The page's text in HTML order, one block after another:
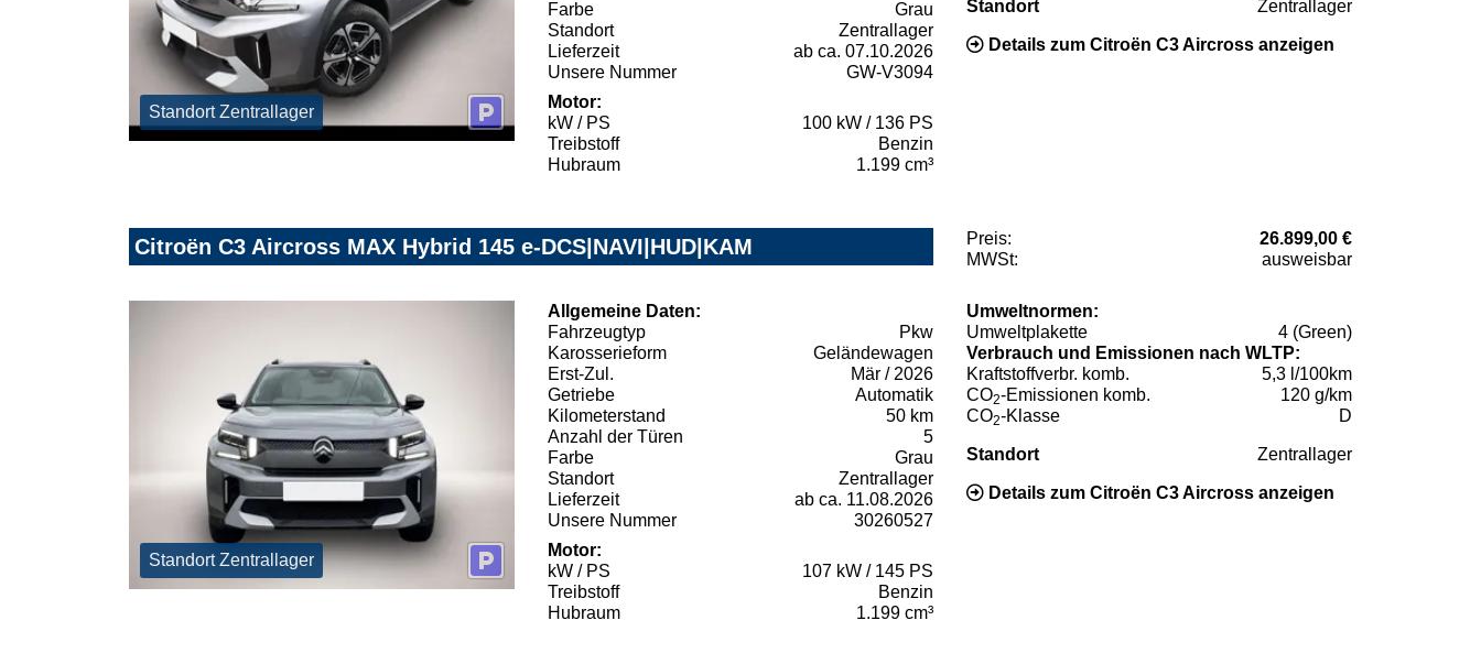
Standort Zentrallager
Farbe
Grau
Standort
Zentrallager
Lieferzeit
ab ca. 07.10.2026
Unsere Nummer
GW-V3094
Motor:
kW / PS
100 kW / 136 PS
Treibstoff
Benzin
Hubraum
1.199 cm³
Standort Zentrallager
Details zum Citroën C3 Aircross anzeigen
Citroën C3 Aircross MAX Hybrid 145 e-DCS|NAVI|HUD|KAM Preis:
26.899,00 €
MWSt:
ausweisbar
Standort Zentrallager
Allgemeine Daten:
Fahrzeugtyp
Pkw
Karosserieform
Geländewagen
Erst-Zul.
Mär / 2026
Getriebe
Automatik
Kilometerstand
50 km
Anzahl der Türen
5
Farbe
Grau
Standort
Zentrallager
Lieferzeit
ab ca. 11.08.2026
Unsere Nummer
30260527
Motor:
kW / PS
107 kW / 145 PS
Treibstoff
Benzin
Hubraum
1.199 cm³
Umweltnormen:
Umweltplakette
4 (Green)
Verbrauch und Emissionen nach WLTP:
Kraftstoffverbr. komb.
5,3 l/100km
CO2-Emissionen komb.
120 g/km
CO2-Klasse D
Standort Zentrallager
Details zum Citroën C3 Aircross anzeigen